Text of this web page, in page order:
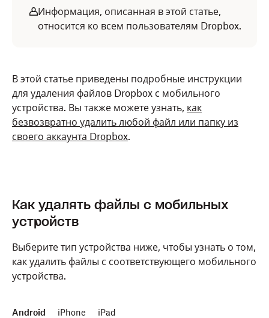
Информация, описанная в этой статье,
относится ко всем пользователям Dropbox.
В этой статье приведены подробные инструкции
для удаления файлов Dropbox с мобильного
устройства. Вы также можете узнать, как
безвозвратно удалить любой файл или папку из
своего аккаунта Dropbox.
Как удалять файлы с мобильных
устройств
Выберите тип устройства ниже, чтобы узнать о том,
как удалить файлы с соответствующего мобильного
устройства.
Android iPhone iPad